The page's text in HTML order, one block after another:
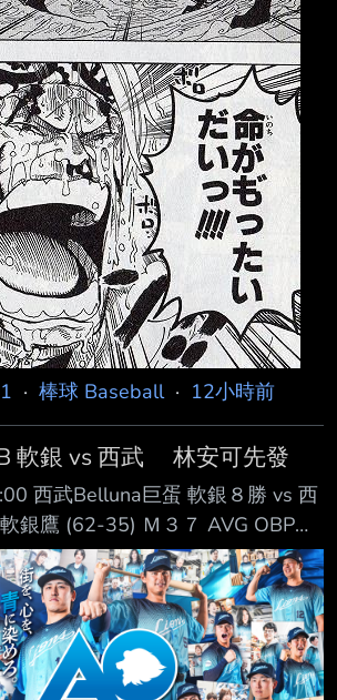
· 棒球 Baseball· 12小時前
軟銀 vs 西武 林安可先發
西武Belluna巨蛋 軟銀８勝 vs 西
銀鷹 (62-35) Ｍ３７ AVG OBP
RBI PA １. 正木智也 (R) 1B .282
16 40 283 ２. 周東佑京 (L) CF
.699 1 26 395 ３. 近藤健介 (L)
.588 1.013 23 82 409 ４. 栗原陵
.342 .552 .894 30 78